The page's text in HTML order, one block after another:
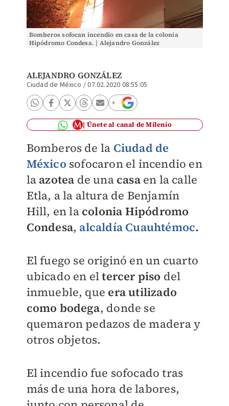
Bomberos sofocan incendio en casa de la colonia
Hipódromo Condesa. | Alejandro González
ALEJANDRO GONZÁLEZ
Ciudad de México /07.02.2020 08:55:05
Únete al canal de Milenio
Bomberos de la Ciudad de
México sofocaron el incendio en
la azotea de una casaen la calle
Etla, a la altura de Benjamín
Hill, en la colonia Hipódromo
Condesa, alcaldía Cuauhtémoc.
El fuego se originó en un cuarto
ubicado en eltercer piso del
inmueble, que era utilizado
como bodega, donde se
quemaron pedazos de madera y
otros objetos.
El incendio fue sofocado tras
más de una hora de labores,